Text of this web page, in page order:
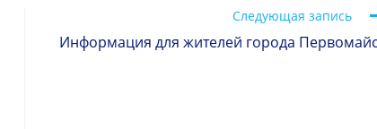
Следующая запись
Информация для жителей города